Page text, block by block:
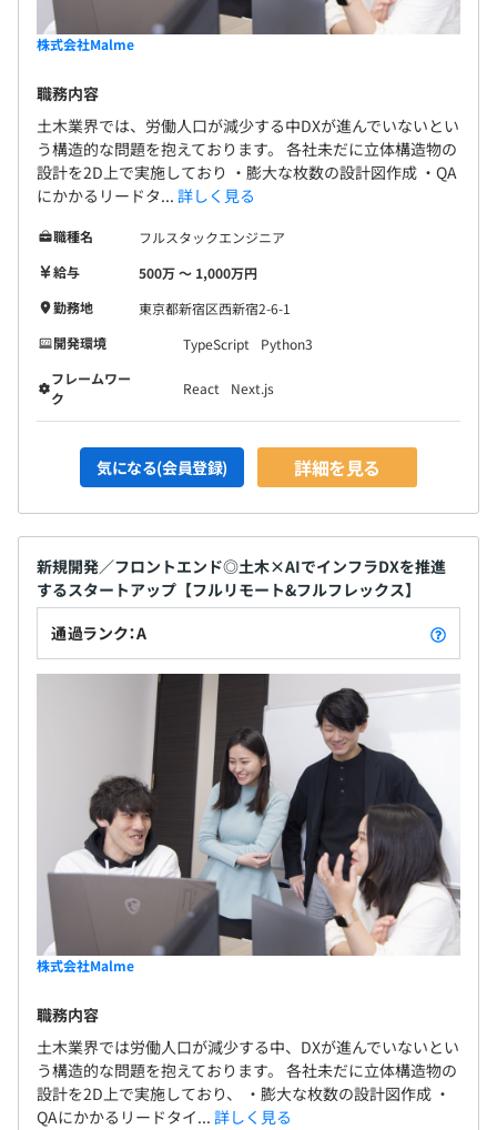
15名
・VPoE：1名
・CTO：1名
・テックリード：2名
・フロントエンド：1名
・PM：1名
・バックエンド：1名
・AIエンジニア：2名
・テスター：1名
・インターン：2名（テスター、CS）
6カ月（待遇の変更はありません）
株式会社Malme
職務内容
土木業界では、労働人口が減少する中DXが進んでいないとい
う構造的な問題を抱えております。 各社未だに立体構造物の
設計を2D上で実施しており ・膨大な枚数の設計図作成 ・QA
にかかるリードタ... 詳しく見る
職種名
フルスタックエンジニア
給与
500万 〜 1,000万円
勤務地
東京都新宿区西新宿2-6-1
開発環境
TypeScript
Python3
フレームワー
ク
React Next.js
気になる(会員登録) 詳細を見る
新規開発／フロントエンド◎土木×AIでインフラDXを推進
するスタートアップ【フルリモート&フルフレックス】
通過ランク：A
株式会社Malme
職務内容
土木業界では労働人口が減少する中、DXが進んでいないとい
う構造的な問題を抱えております。 各社未だに立体構造物の
設計を2D上で実施しており、 ・膨大な枚数の設計図作成 ・
QAにかかるリードタイ... 詳しく見る